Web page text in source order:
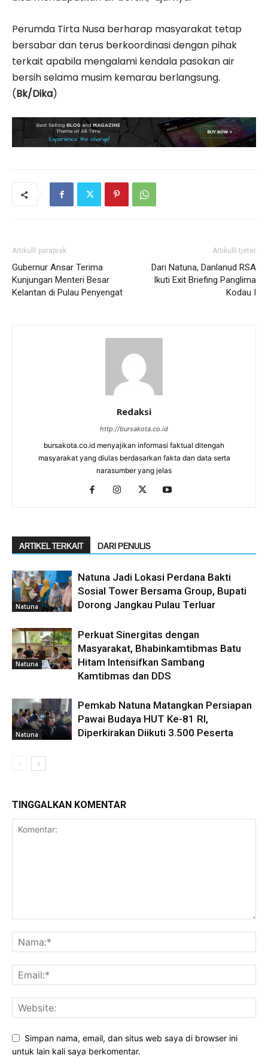
Perumda Tirta Nusa berharap masyarakat tetap
bersabar dan terus berkoordinasi dengan pihak
terkait apabila mengalami kendala pasokan air
bersih selama musim kemarau berlangsung.
(Bk/Dika)
Artikulli paraprak
Gubernur Ansar Terima
Kunjungan Menteri Besar
Kelantan di Pulau Penyengat
Artikulli tjetër
Dari Natuna, Danlanud RSA
Ikuti Exit Briefing Panglima
Kodau I
Redaksi
http://bursakota.co.id
bursakota.co.id menyajikan informasi faktual ditengah
masyarakat yang diulas berdasarkan fakta dan data serta
narasumber yang jelas
ARTIKEL TERKAIT DARI PENULIS
Natuna
Natuna Jadi Lokasi Perdana Bakti
Sosial Tower Bersama Group, Bupati
Dorong Jangkau Pulau Terluar
Natuna
Perkuat Sinergitas dengan
Masyarakat, Bhabinkamtibmas Batu
Hitam Intensifkan Sambang
Kamtibmas dan DDS
Natuna
Pemkab Natuna Matangkan Persiapan
Pawai Budaya HUT Ke-81 RI,
Diperkirakan Diikuti 3.500 Peserta
TINGGALKAN KOMENTAR
Simpan nama, email, dan situs web saya di browser ini
untuk lain kali saya berkomentar.